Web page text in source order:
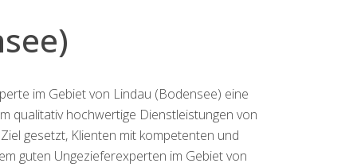
im Gebiet von Lindau (Bodensee) eine
qualitativ hochwertige Dienstleistungen von
gesetzt, Klienten mit kompetenten und
guten Ungezieferexperten im Gebiet von